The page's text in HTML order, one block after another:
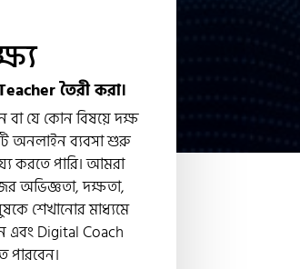
তৈরী করা।
বা যে কোন বিষয়ে দক্ষ
অনলাইন ব্যবসা শুরু
করতে পারি। আমরা
অভিজ্ঞতা, দক্ষতা,
শেখানোর মাধ্যমে
এবং Digital Coach
পারবেন।